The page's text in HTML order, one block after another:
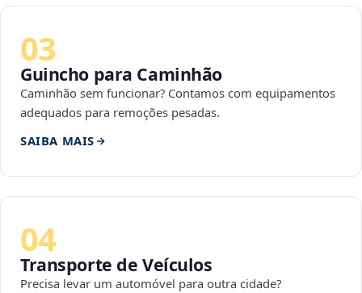
03
Guincho para Caminhão
Caminhão sem funcionar? Contamos com equipamentos
adequados para remoções pesadas.
SAIBA MAIS
04
Transporte de Veículos
Precisa levar um automóvel para outra cidade?